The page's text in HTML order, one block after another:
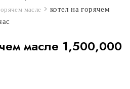
масле > котел на горячем
масле 1,500,000